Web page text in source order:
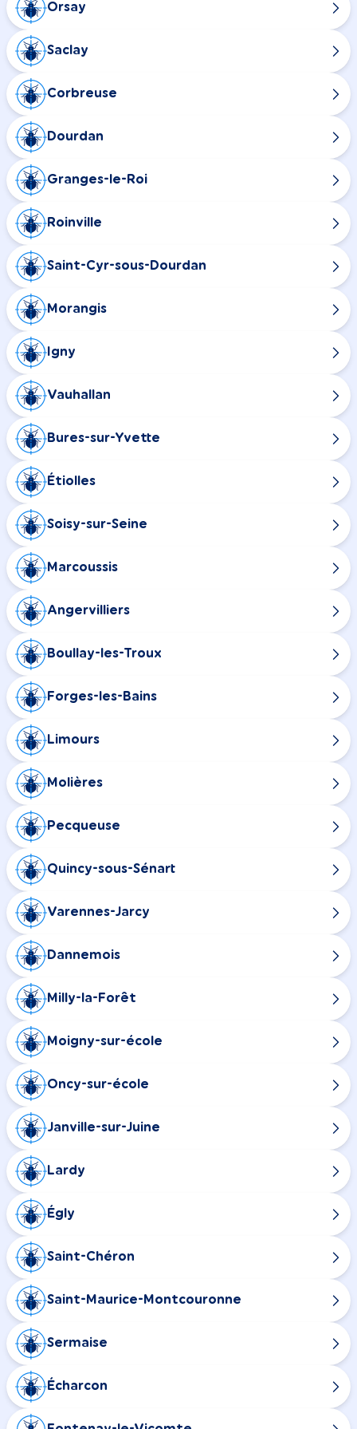
Orsay
Saclay
Corbreuse
Dourdan
Granges-le-Roi
Roinville
Saint-Cyr-sous-Dourdan
Morangis
Igny
Vauhallan
Bures-sur-Yvette
Étiolles
Soisy-sur-Seine
Marcoussis
Angervilliers
Boullay-les-Troux
Forges-les-Bains
Limours
Molières
Pecqueuse
Quincy-sous-Sénart
Varennes-Jarcy
Dannemois
Milly-la-Forêt
Moigny-sur-école
Oncy-sur-école
Janville-sur-Juine
Lardy
Égly
Saint-Chéron
Saint-Maurice-Montcouronne
Sermaise
Écharcon